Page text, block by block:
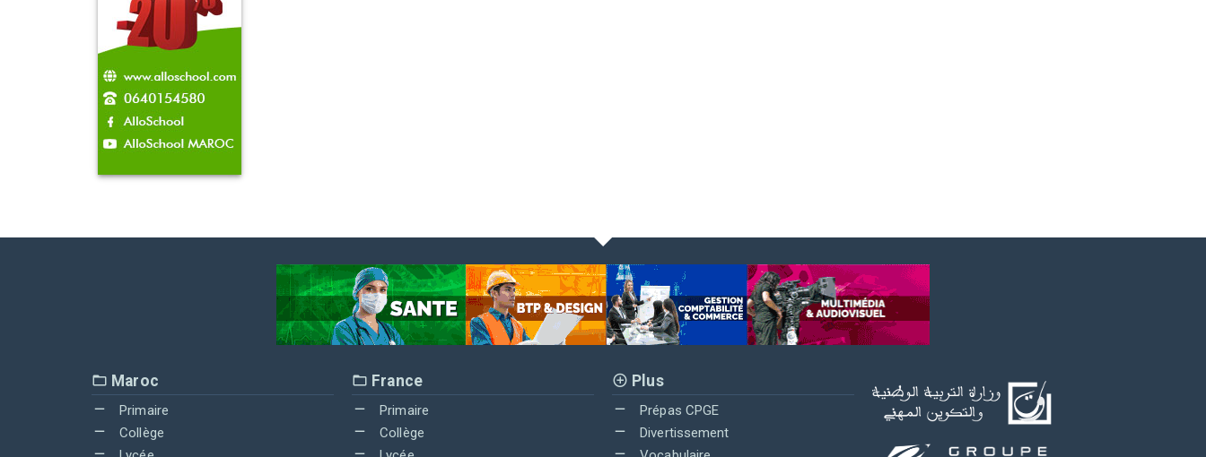
Maroc
Primaire
Collège
France
Primaire
Collège
Plus
Prépas CPGE
Divertissement